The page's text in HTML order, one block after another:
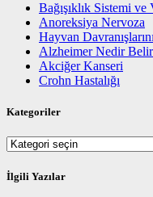
Bağışıklık Sistemi
Anoreksiya Nervoza
Hayvan
Alzheimer Nedir
Akciğer Kanseri
Crohn Hastalığı
Kategoriler
Kategoriler
İlgili Yazılar